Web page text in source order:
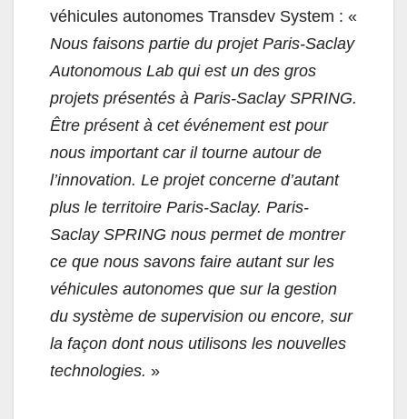
véhicules autonomes Transdev System : «
Nous faisons partie du projet Paris-Saclay
Autonomous Lab qui est un des gros
projets présentés à Paris-Saclay SPRING.
Être présent à cet événement est pour
nous important car il tourne autour de
l’innovation. Le projet concerne d’autant
plus le territoire Paris-Saclay. Paris-
Saclay SPRING nous permet de montrer
ce que nous savons faire autant sur les
véhicules autonomes que sur la gestion
du système de supervision ou encore, sur
la façon dont nous utilisons les nouvelles
technologies. »